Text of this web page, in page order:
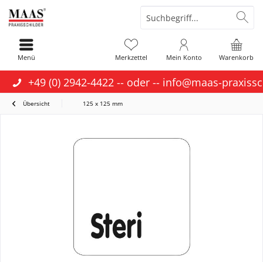
+49 (0) 2942-4422 -- oder -- info@maas-
Warenkorb
Merkzettel Mein Konto
Menü
Übersicht 125 x 125 mm